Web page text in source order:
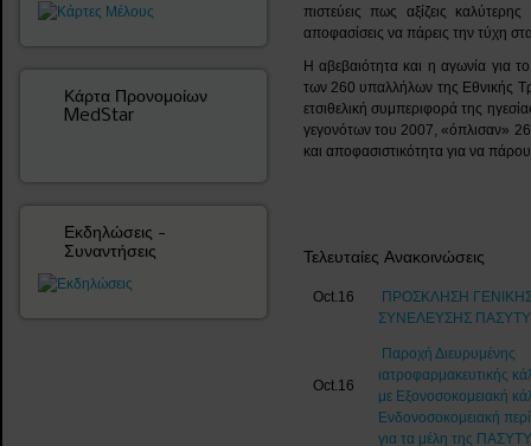
πιστεύεις πως αξίζεις
αποφασίσεις να πάρεις την τύχη
Η αβεβαιότητα και η αγωνία για
των 260 υπαλλήλων της Εθνικής
ετσιθελική συμπεριφορά της
γεγονότων του 2007, «όπλισαν»
και αποφασιστικότητα για να
Τελευταίες Ανακοινώσεις
Oct.16
ΠΡΟΣΚΛΗΣΗ
ΣΥΝΕΛΕΥΣΗΣ ΠΑΣΥΤΥ
Oct.16
Παροχή Διευρυμένης
ιατροφαρμακευτικής
με Εξονοσοκομειακή
Ενδονοσοκομειακή
για τα μέλη της
Κάρτα Προνομοίων
MedStar
Εκδηλώσεις -
Συναντήσεις